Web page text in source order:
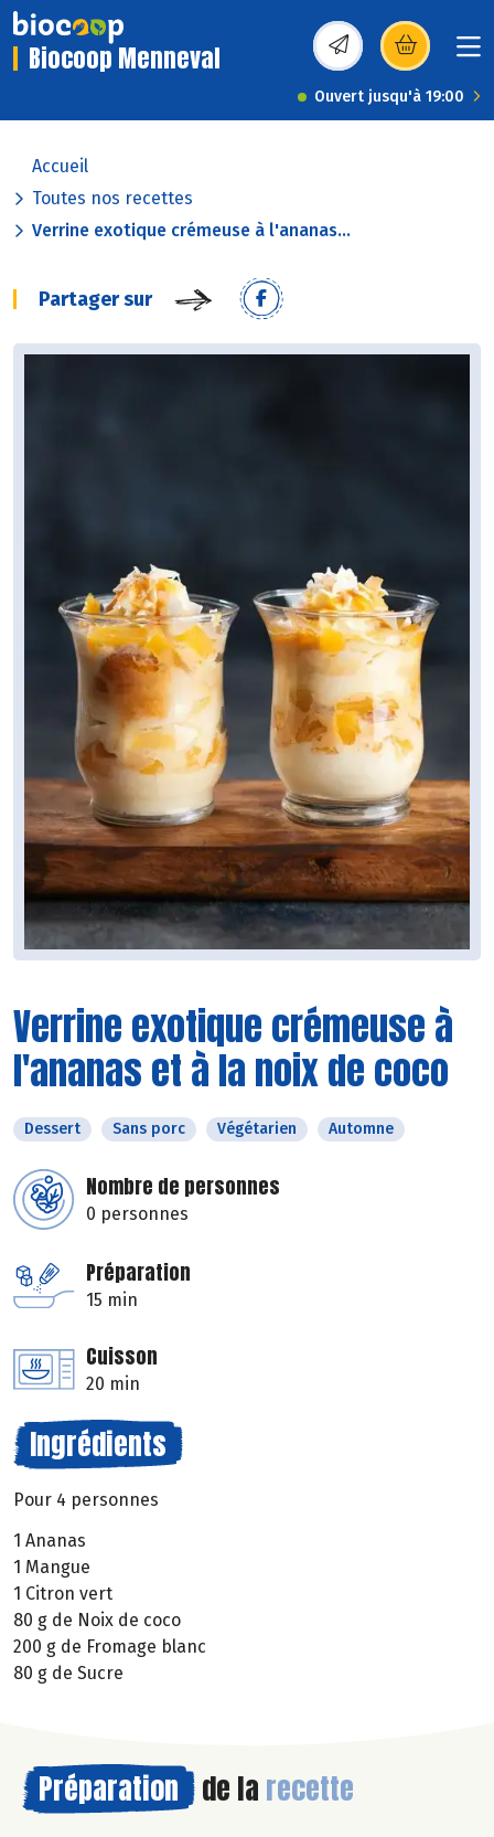
Biocoop Menneval (s’ouvre dans une
Ouvert jusqu'à 19:00
Accueil
Toutes nos recettes
Verrine exotique crémeuse à l'ananas...
Partager sur
Verrine exotique crémeuse à
l'ananas et à la noix de coco
Dessert Sans porc Végétarien Automne
Nombre de personnes
0 personnes
Préparation
15 min
Cuisson
20 min
Ingrédients
Pour 4 personnes
1 Ananas
1 Mangue
1 Citron vert
80 g de Noix de coco
200 g de Fromage blanc
80 g de Sucre
Préparation de la recette